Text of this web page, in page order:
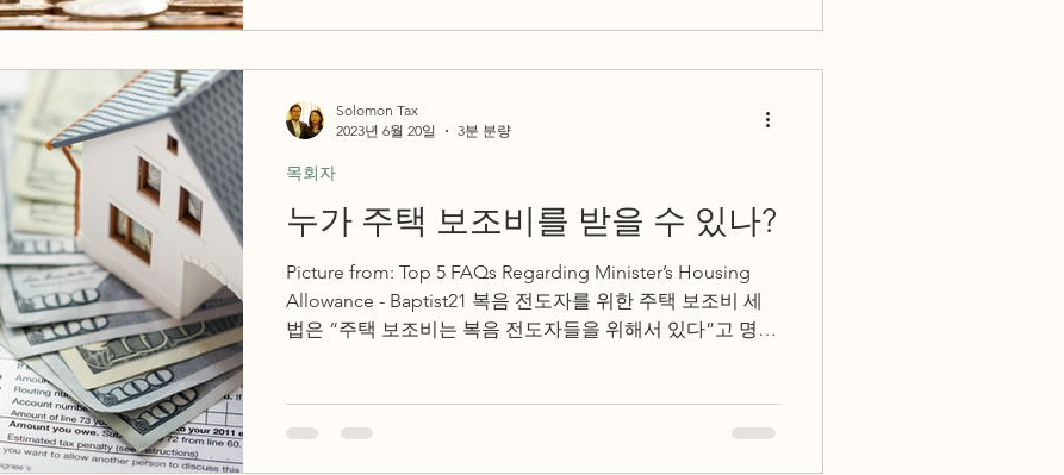
누가 주택 보조비를 받을 수 있나?
Picture from: Top 5 FAQs Regarding Minister’s Housing
Allowance - Baptist21 복음 전도자를 위한 주택 보조비 세
법은 “주택 보조비는 복음 전도자들을 위해서 있다”고 명시
목회자
Solomon Tax
2023년 6월 20일
3분 분량